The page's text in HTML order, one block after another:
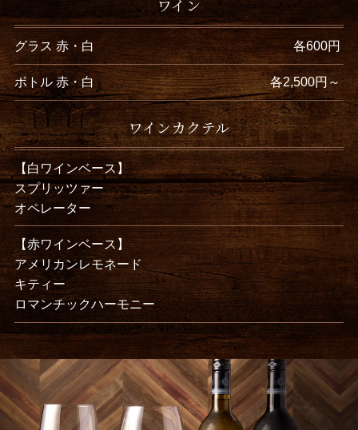
ワイン
グラス 赤・白 各600円
ボトル 赤・白 各2,500円～
ワインカクテル
【白ワインベース】
スプリッツァー
オペレーター
【赤ワインベース】
アメリカンレモネード
キティー
ロマンチックハーモニー